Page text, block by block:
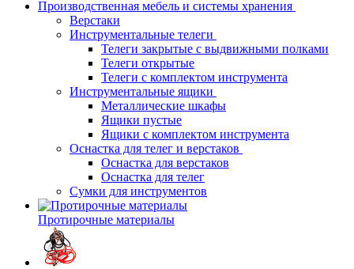
Производственная мебель и системы хранения
Верстаки
Инструментальные телеги
Телеги закрытые с выдвижными полками
Телеги открытые
Телеги с комплектом инструмента
Инструментальные ящики
Металлические шкафы
Ящики пустые
Ящики с комплектом инструмента
Оснастка для телег и верстаков
Оснастка для верстаков
Оснастка для телег
Сумки для инструментов
Протирочные материалы